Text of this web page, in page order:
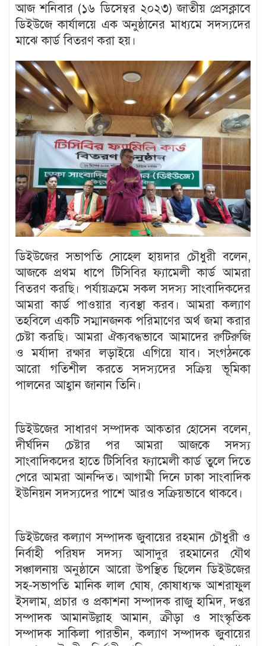
আজ শনিবার (১৬ ডিসেম্বর ২০২৩) জাতীয় প্রেসক্লাবে
ডিইউজে কার্যালয়ে এক অনুষ্ঠানের মাধ্যমে সদস্যদের
মাঝে কার্ড বিতরণ করা হয়।
ডিইউজের সভাপতি সোহেল হায়দার চৌধুরী বলেন,
আজকে প্রথম ধাপে টিসিবির ফ্যামেলী কার্ড আমরা
বিতরণ করছি। পর্যায়ক্রমে সকল সদস্য সাংবাদিকদের
আমরা কার্ড পাওয়ার ব্যবস্থা করব। আমরা কল্যাণ
তহবিলে একটি সম্মানজনক পরিমাণের অর্থ জমা করার
চেষ্টা করছি। আমরা ঐক্যবদ্ধভাবে আমাদের রুটিরুজি
ও মর্যাদা রক্ষার লড়াইয়ে এগিয়ে যাব। সংগঠনকে
আরো গতিশীল করতে সদস্যদের সক্রিয় ভূমিকা
পালনের আহ্বান জানান তিনি।
ডিইউজের সাধারণ সম্পাদক আকতার হোসেন বলেন,
দীর্ঘদিন চেষ্টার পর আমরা আজকে সদস্য
সাংবাদিকদের হাতে টিসিবির ফ্যামেলী কার্ড তুলে দিতে
পেরে আমরা আনন্দিত। আগামী দিনে ঢাকা সাংবাদিক
ইউনিয়ন সদস্যদের পাশে আরও সক্রিয়ভাবে থাকবে।
ডিইউজের কল্যাণ সম্পাদক জুবায়ের রহমান চৌধুরী ও
নির্বাহী পরিষদ সদস্য আসাদুর রহমানের যৌথ
সঞ্চালনায় অনুষ্ঠানে আরো উপস্থিত ছিলেন ডিইউজের
সহ-সভাপতি মানিক লাল ঘোষ, কোষাধ্যক্ষ আশরাফুল
ইসলাম, প্রচার ও প্রকাশনা সম্পাদক রাজু হামিদ, দপ্তর
সম্পাদক আমানউল্লাহ আমান, ক্রীড়া ও সাংস্কৃতিক
সম্পাদক সাকিলা পারভীন, কল্যাণ সম্পাদক জুবায়ের